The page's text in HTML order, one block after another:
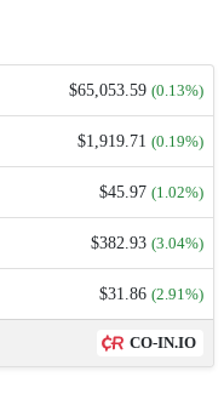
$65,053.59 (0.13%)
$1,919.71 (0.19%)
$45.97 (1.02%)
$382.93 (3.04%)
$31.86 (2.91%)
CO-IN.IO